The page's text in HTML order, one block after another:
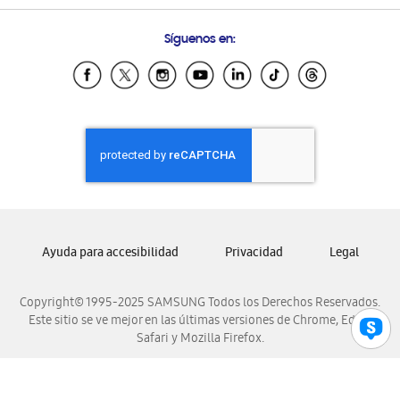
Samsung Ecuador
Samsung El Salvador
Samsung Honduras
Samsung Nicaragua
Samsung Panamá
Samsung Venezuela
Síguenos en:
Copyright© 1995-2025 SAMSUNG Todos los Derechos Reservados.
Este sitio se ve mejor en las últimas versiones de Chrome, Edge,
Safari y Mozilla Firefox.
Ayuda para accesibilidad Privacidad Legal